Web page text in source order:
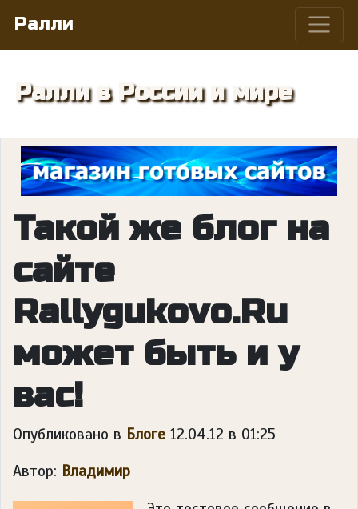
Ралли
Ралли в России и мире
Такой же блог на
сайте
Rallygukovo.Ru
может быть и у
вас!
Опубликовано в Блоге 12.04.12 в 01:25
Автор: Владимир